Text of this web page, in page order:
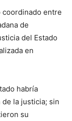
coordinado entre
de
del Estado
en
habría
la justicia; sin
su